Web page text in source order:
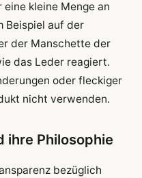
kleine Menge an
Beispiel auf der
der Manschette der
das Leder reagiert.
oder fleckiger
nicht verwenden.
ihre Philosophie
bezüglich